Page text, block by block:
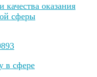
качества оказания
сферы
в сфере